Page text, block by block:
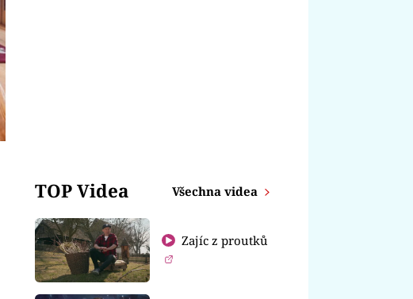
TOP Videa Všechna videa
Zajíc z proutků